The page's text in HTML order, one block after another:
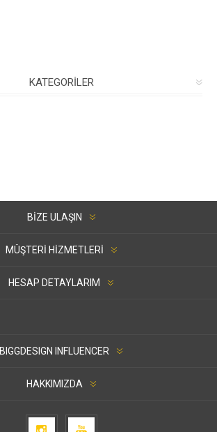
KATEGORILER
BIZE ULAŞIN
MÜŞTERI HIZMETLERI
HESAP DETAYLARIM
BIGGDESIGN INFLUENCER
HAKKIMIZDA